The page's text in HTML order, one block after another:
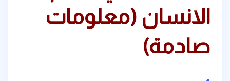
الانسان (معلومات
صادمة)